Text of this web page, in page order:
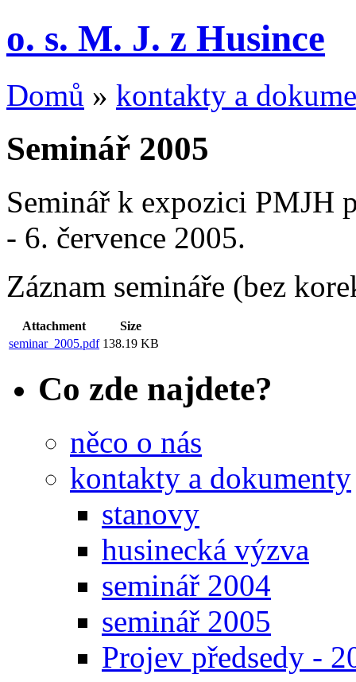
o. s. M. J. z Husince
Domů » kontakty a
Seminář 2005
Seminář k expozici PMJH
- 6. července 2005.
Záznam semináře (bez
Attachment
Size
seminar_2005.pdf 138.19 KB
Co zde najdete?
něco o nás
kontakty a dokumenty
stanovy
husinecká výzva
seminář 2004
seminář 2005
Projev předsedy -